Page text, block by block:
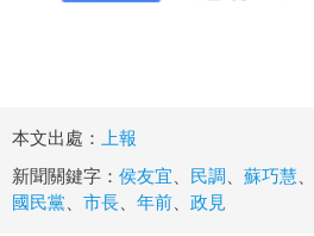
本文出處：
上報
新聞關鍵字： 侯友宜 民調 蘇巧慧
國民黨
市長 年前 政見